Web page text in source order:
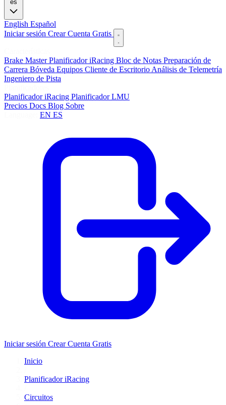
es
English Español
Iniciar sesión Crear Cuenta Gratis
Brake MasterPlanificador iRacing Bloc de Notas Preparación de
Carrera Bóveda Equipos Cliente de Escritorio Análisis de Telemetría
Ingeniero de Pista
Planificador iRacing Planificador LMU
Precios Docs Blog Sobre
EN ES
Iniciar sesión Crear Cuenta Gratis
Inicio
Planificador iRacing
Circuitos